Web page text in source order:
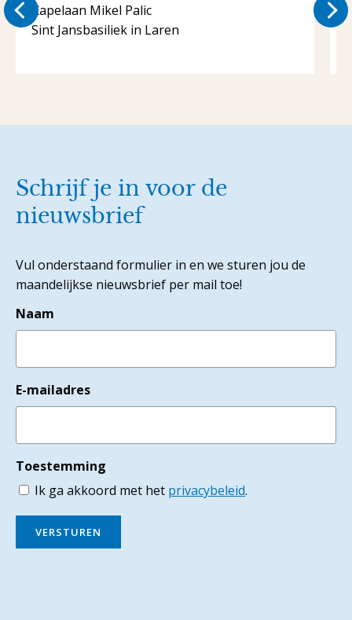
Kapelaan Mikel Palic
Sint Jansbasiliek in Laren
Schrijf je in voor de
nieuwsbrief
Vul onderstaand formulier in en we sturen jou de
maandelijkse nieuwsbrief per mail toe!
Naam
E-mailadres
Toestemming
Ik ga akkoord met het privacybeleid.
VERSTUREN